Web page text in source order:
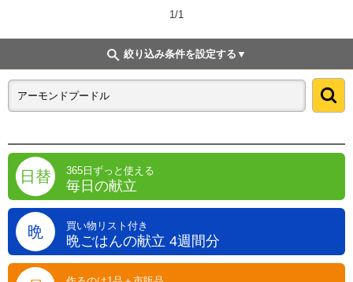
1/1
絞り込み条件を設定する
日替 365日ずっと使える
毎日の献立
晩 買い物リスト付き
晩ごはんの献立 4週間分